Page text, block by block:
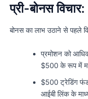
प्री-बोनस विचार:
बोनस का लाभ उठाने से पहले
प्रमोशन को
$500 के रूप में
$500 ट्रेडिंग
आईबी लिंक के